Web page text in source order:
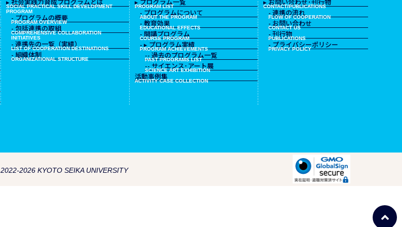
▸ 社会実践力育成プログラムとは
SOCIAL PRACTICAL SKILL DEVELOPMENT
PROGRAM
- プログラムの概要
PROGRAM OVERVIEW
- 包括連携の取組
COMPREHENSIVE COLLABORATION
INITIATIVES
- 連携先の一覧（実績）
LIST OF COOPERATION DESTINATIONS
- 組織体制
ORGANIZATIONAL STRUCTURE
▸ プログラム一覧
PROGRAM LIST
- プログラムについて
ABOUT THE PROGRAM
- 教育効果
EDUCATIONAL EFFECTS
- 開講プログラム
COURSE PROGRAM
- ▸ プログラム実績
PROGRAM ACHIEVEMENTS
-- 過去のプログラム一覧
PAST PROGRAMS LIST
-- サイエンス･アート展
SCIENCE ART EXHIBITION
活動事例集
ACTIVITY CASE COLLECTION
▸ お問い合わせ･刊行物
CONTACT/PUBLICATIONS
- 連携の流れ
FLOW OF COOPERATION
- お問い合わせ
CONTACT US
- 刊行物
PUBLICATIONS
- プライバシーポリシー
PRIVACY POLICY
2022-2026 KYOTO SEIKA UNIVERSITY